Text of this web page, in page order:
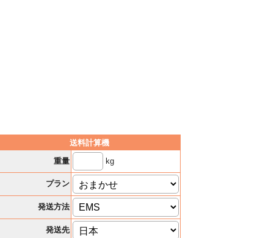
送料計算機
重量
kg
プラン
発送方法
発送先